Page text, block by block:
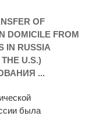
OF
DOMICILE FROM
IN RUSSIA
U.S.)
...
была